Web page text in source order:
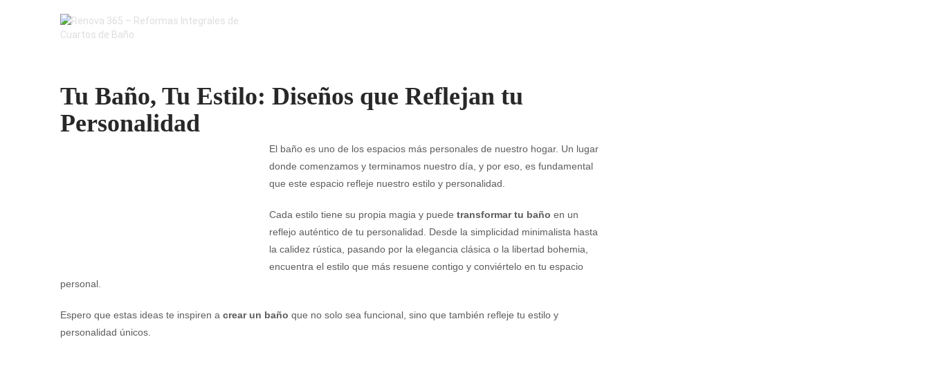
Tu Baño, Tu Estilo: Diseños que Reflejan tu
Personalidad
El baño es uno de los espacios más personales de nuestro hogar. Un lugar
donde comenzamos y terminamos nuestro día, y por eso, es fundamental
que este espacio refleje nuestro estilo y personalidad.
Cada estilo tiene su propia magia y puede transformar tu baño en un
reflejo auténtico de tu personalidad. Desde la simplicidad minimalista hasta
la calidez rústica, pasando por la elegancia clásica o la libertad bohemia,
encuentra el estilo que más resuene contigo y conviértelo en tu espacio
personal.
Espero que estas ideas te inspiren a crear un baño que no solo sea funcional, sino que también refleje tu estilo y
personalidad únicos.